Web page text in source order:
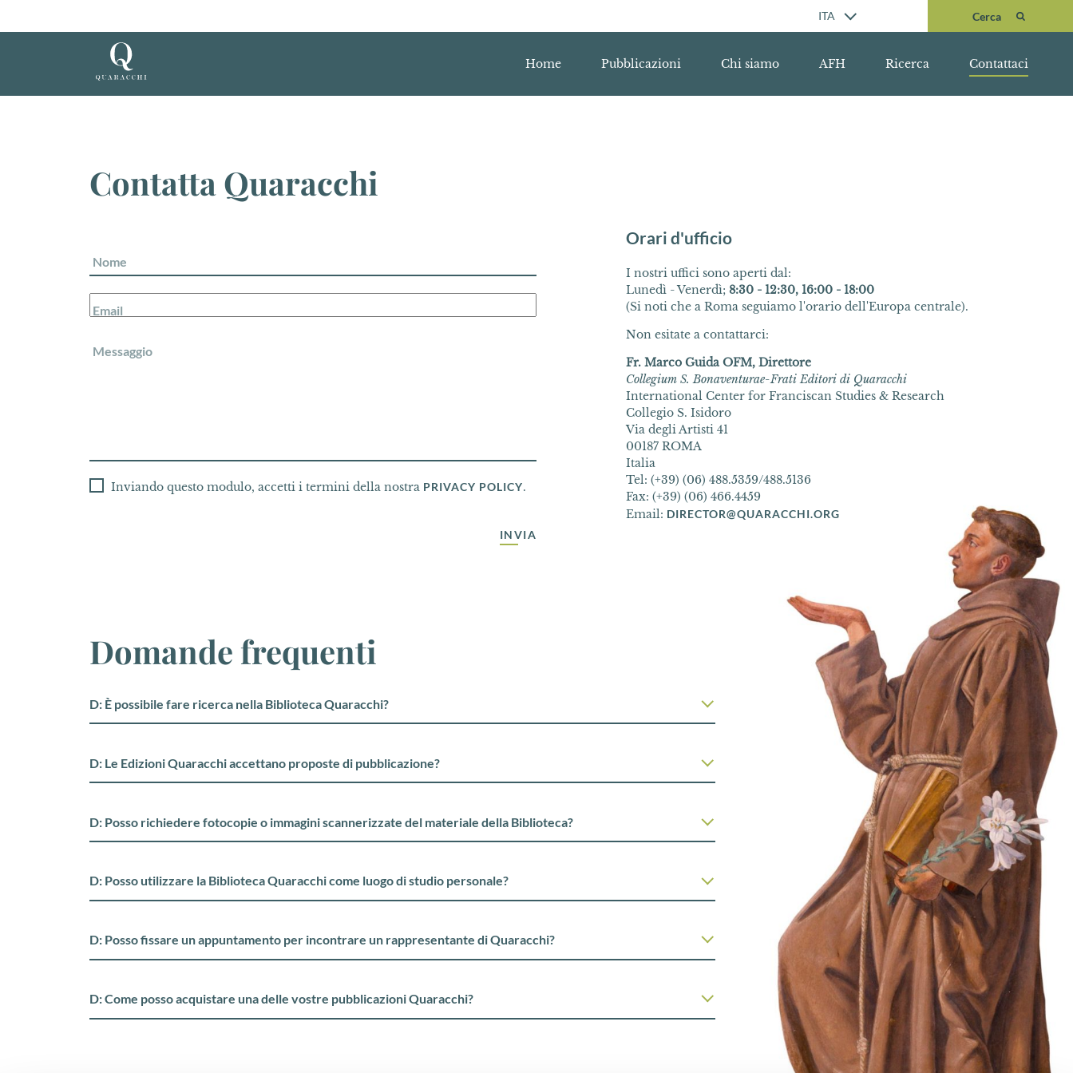
ITA Cerca
Cerca
Home Pubblicazioni Chi siamo AFH Ricerca Contattaci
Contatta Quaracchi
Nome
Email
Messaggio
Consenso
Inviando questo modulo, accetti i termini della nostra PRIVACY POLICY.
INVIA
Orari d'ufficio
I nostri uffici sono aperti dal:
Lunedì - Venerdì; 8:30 - 12:30, 16:00 - 18:00
(Si noti che a Roma seguiamo l'orario dell'Europa centrale).
Non esitate a contattarci:
Fr. Marco Guida OFM, Direttore
Collegium S. Bonaventurae-Frati Editori di Quaracchi
International Center for Franciscan Studies & Research
Collegio S. Isidoro
Via degli Artisti 41
00187 ROMA
Italia
Tel: (+39) (06) 488.5359/488.5136
Fax: (+39) (06) 466.4459
Email: DIRECTOR@QUARACCHI.ORG
Domande frequenti
D: È possibile fare ricerca nella Biblioteca Quaracchi?
D: Le Edizioni Quaracchi accettano proposte di pubblicazione?
D: Posso richiedere fotocopie o immagini scannerizzate del materiale della Biblioteca?
D: Posso utilizzare la Biblioteca Quaracchi come luogo di studio personale?
D: Posso fissare un appuntamento per incontrare un rappresentante di Quaracchi?
D: Come posso acquistare una delle vostre pubblicazioni Quaracchi?